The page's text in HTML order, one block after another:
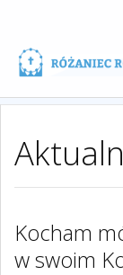
Kocham
w swoim